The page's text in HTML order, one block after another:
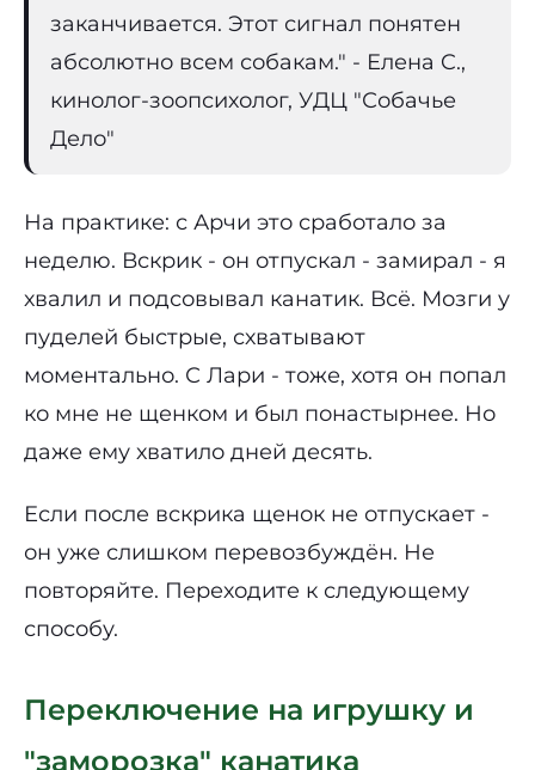
заканчивается. Этот сигнал понятен
абсолютно всем собакам." - Елена C.,
кинолог-зоопсихолог, УДЦ "Собачье
Дело"
На практике: с Арчи это сработало за
неделю. Вскрик - он отпускал - замирал - я
хвалил и подсовывал канатик. Всё. Мозги у
пуделей быстрые, схватывают
моментально. С Лари - тоже, хотя он попал
ко мне не щенком и был понастырнее. Но
даже ему хватило дней десять.
Если после вскрика щенок не отпускает -
он уже слишком перевозбуждён. Не
повторяйте. Переходите к следующему
способу.
Переключение на игрушку и
"заморозка" канатика